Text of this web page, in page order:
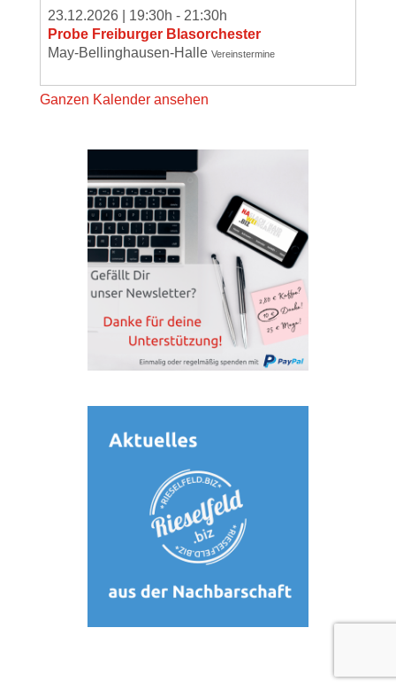
23.12.2026 19:30h - 21:30h
Probe Freiburger Blasorchester
May-Bellinghausen-Halle Vereinstermine
Ganzen Kalender ansehen